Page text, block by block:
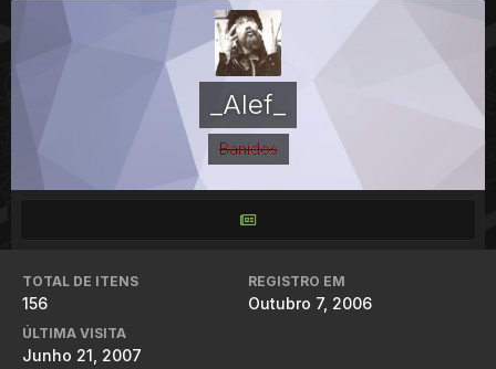
_Alef_
Banidos
TOTAL DE ITENS
156
REGISTRO EM
Outubro 7, 2006
ÚLTIMA VISITA
Junho 21, 2007